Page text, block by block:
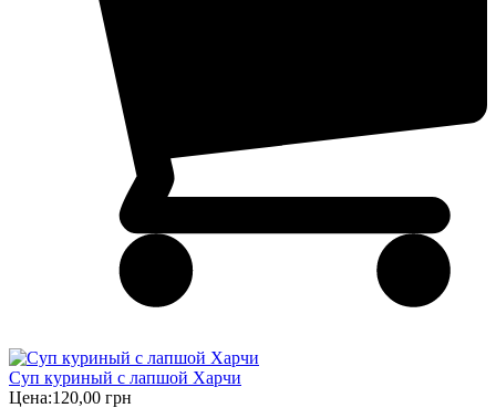
Суп куриный с лапшой Харчи
Цена:120,00 грн